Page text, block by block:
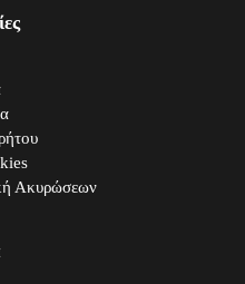
Ακυρώσεων